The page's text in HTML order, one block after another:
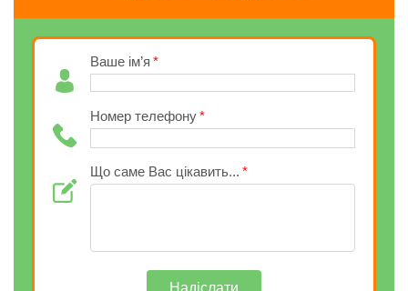
Ваше ім’я
Номер телефону
Що саме Вас цікавить...
Надіслати